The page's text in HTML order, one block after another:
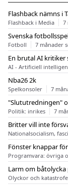
Flashback nämns i
Flashback i Media 7
Svenska
Fotboll 7 månader
En brutal AI kritiker
AI - Artificiell
Nba26 2k
Spelkonsoler 7
"Slututredningen"
Politik: inrikes 7
Britter vill inte
Nationalsocialism,
Fönster knappar
Programvara: övriga
Larm om båtolycka
Olyckor och